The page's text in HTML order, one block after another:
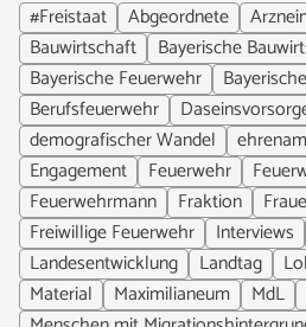
#Freistaat
Abgeordnete
Bauwirtschaft
Bayerische
Bayerische Feuerwehr
Berufsfeuerwehr
demografischer Wandel
Engagement
Feuerwehr
Feuerwehrmann
Fraktion
Freiwillige Feuerwehr
Interviews
Landesentwicklung
Landtag
Material
Maximilianeum MdL